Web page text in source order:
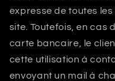
expresse de toutes
site. Toutefois, en cas
carte bancaire, le
cette utilisation à
envoyant un mail à